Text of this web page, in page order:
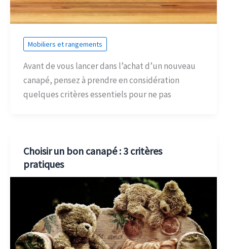
Mobiliers et rangements
Avant de vous lancer dans l’achat d’un nouveau
canapé, pensez à prendre en considération
quelques critères essentiels pour ne pas
Choisir un bon canapé : 3 critères
pratiques